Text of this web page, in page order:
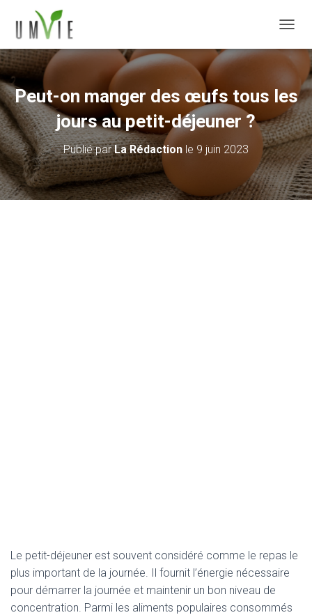
Peut-on manger des œufs tous les
jours au petit-déjeuner ?
Publié parLa Rédaction le 9 juin 2023
Le petit-déjeuner est souvent considéré comme le repas le
plus important de la journée. Il fournit l’énergie nécessaire
pour démarrer la journée et maintenir un bon niveau de
concentration. Parmi les aliments populaires consommés